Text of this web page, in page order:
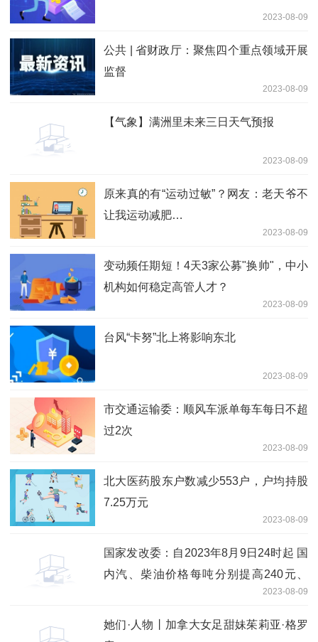
2023-08-09
公共 | 省财政厅：聚焦四个重点领域开展
监督
2023-08-09
【气象】满洲里未来三日天气预报
2023-08-09
原来真的有“运动过敏”？网友：老天爷不
让我运动减肥…
2023-08-09
变动频任期短！4天3家公募"换帅"，中小
机构如何稳定高管人才？
2023-08-09
台风“卡努”北上将影响东北
2023-08-09
市交通运输委：顺风车派单每车每日不超
过2次
2023-08-09
北大医药股东户数减少553户，户均持股
7.25万元
2023-08-09
国家发改委：自2023年8月9日24时起 国
内汽、柴油价格每吨分别提高240元、
2023-08-09
她们·人物丨加拿大女足甜妹茱莉亚·格罗